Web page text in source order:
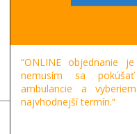
“ONLINE objednanie
nemusím sa
ambulancie a
najvhodnejší termín.“